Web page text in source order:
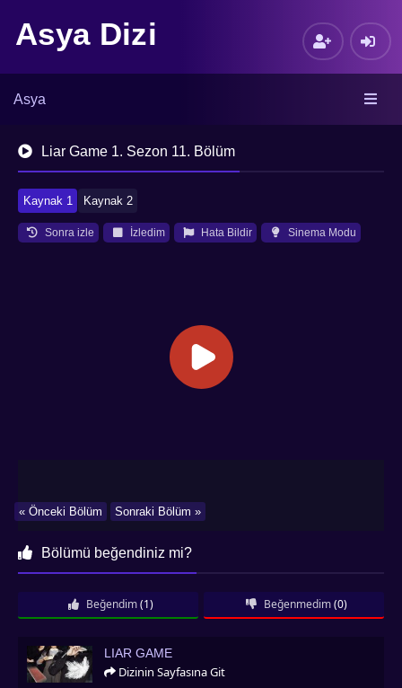
Asya Dizi
Asya
Liar Game 1. Sezon 11. Bölüm
Kaynak 1 Kaynak 2
Sonra izle İzledim Hata Bildir Sinema Modu
Sonraki Bölüm »
« Önceki Bölüm
Bölümü beğendiniz mi?
Beğendim (1) Beğenmedim (0)
Liar Game
LIAR GAME
Dizinin Sayfasına Git